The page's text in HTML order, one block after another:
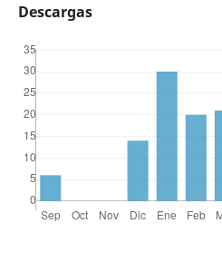
Descargas